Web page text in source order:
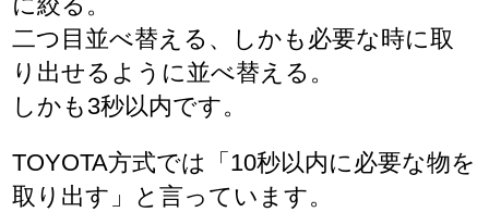
二つ目並べ替える、しかも必要な時に取
り出せるように並べ替える。
しかも3秒以内です。
TOYOTA方式では「10秒以内に必要な物を
取り出す」と言っています。